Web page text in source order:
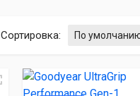
Сортировка: